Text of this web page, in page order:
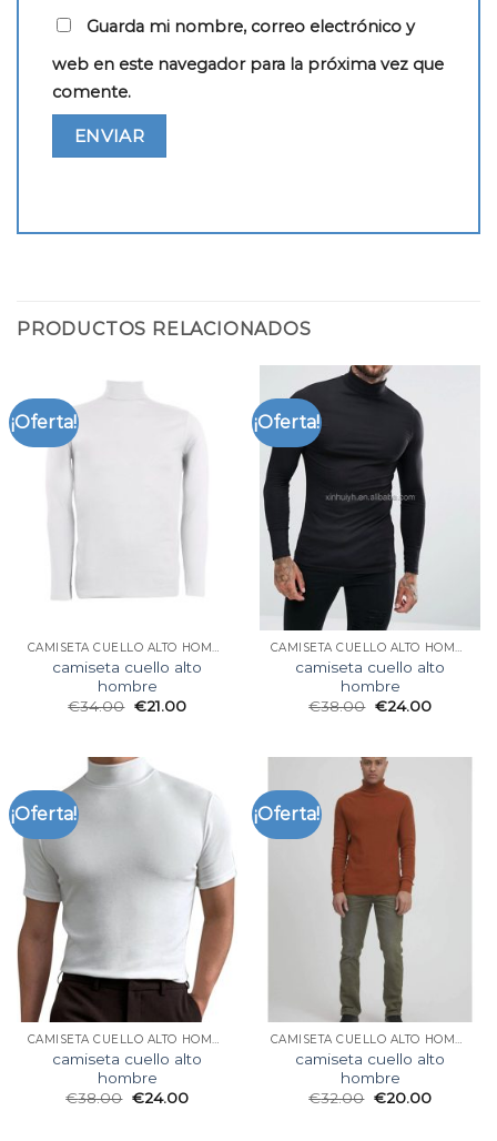
Guarda mi nombre, correo electrónico y
web en este navegador para la próxima vez que
comente.
PRODUCTOS RELACIONADOS
¡Oferta!
CAMISETA CUELLO ALTO HOMBRE
camiseta cuello alto
hombre
€34.00 €21.00
¡Oferta!
CAMISETA CUELLO ALTO HOMBRE
camiseta cuello alto
hombre
€38.00 €24.00
¡Oferta!
CAMISETA CUELLO ALTO HOMBRE
camiseta cuello alto
hombre
€38.00 €24.00
¡Oferta!
CAMISETA CUELLO ALTO HOMBRE
camiseta cuello alto
hombre
€32.00 €20.00